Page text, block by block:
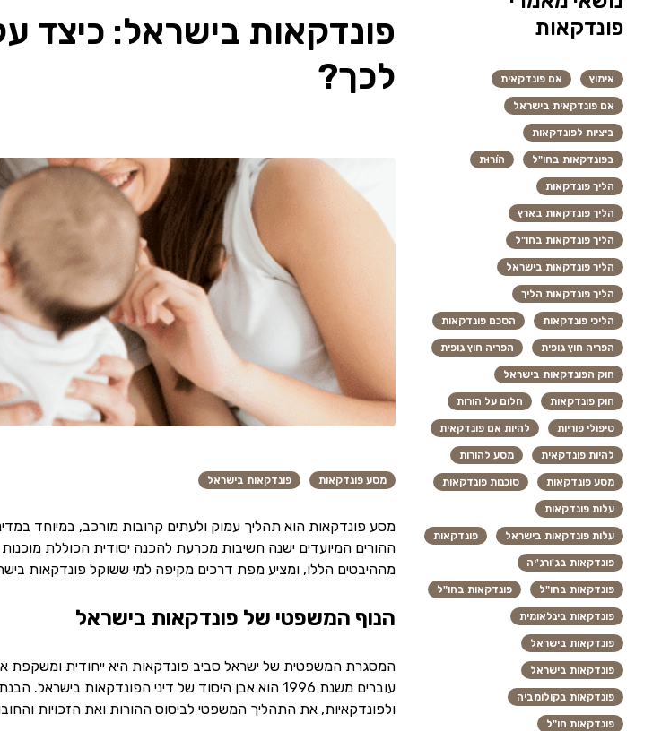
פונדקאות בישראל: כיצד
לכך?
מסע פונדקאות פונדקאות בישראל
מסע פונדקאות הוא תהליך עמוק ולעתים קרובות מורכב, במיוחד
ההורים המיועדים ישנה חשיבות מכרעת להכנה יסודית הכוללת
מההיבטים הללו, ומציע מפת דרכים מקיפה למי ששוקל פונדקאות
הנוף המשפטי של פונדקאות בישראל
המסגרת המשפטית של ישראל סביב פונדקאות היא ייחודית ומשקפת
עוברים משנת 1996 הוא אבן היסוד של דיני הפונדקאות
ולפונדקאיות, את התהליך המשפטי לביסוס ההורות ואת הזכויות
פונדקאות
אימוץ אם פונדקאית
אם פונדקאית בישראל
ביציות לפונדקאות
בפונדקאות בחו"ל הוֹרוּת
הליך פונדקאות
הליך פונדקאות בארץ
הליך פונדקאות בחו"ל
הליך פונדקאות בישראל
הליך פונדקאות הליך
הליכי פונדקאות הסכם פונדקאות
הפריה חוץ גופית הפריה חוץ גופית
חוק הפונדקאות בישראל
חוק פונדקאות חלום על הורות
טיפולי פוריות להיות אם פונדקאית
להיות פונדקאית מסע להורות
מסע פונדקאות סוכנות פונדקאות
עלות פונדקאות
עלות פונדקאות בישראל פונדקאות
פונדקאות בג'ורג'יה
פונדקאות בחו"ל פונדקאות בחו"ל
פונדקאות בינלאומית
פונדקאות בישראל
פונדקאות בישראל
פונדקאות בקולומביה
פונדקאות חו"ל